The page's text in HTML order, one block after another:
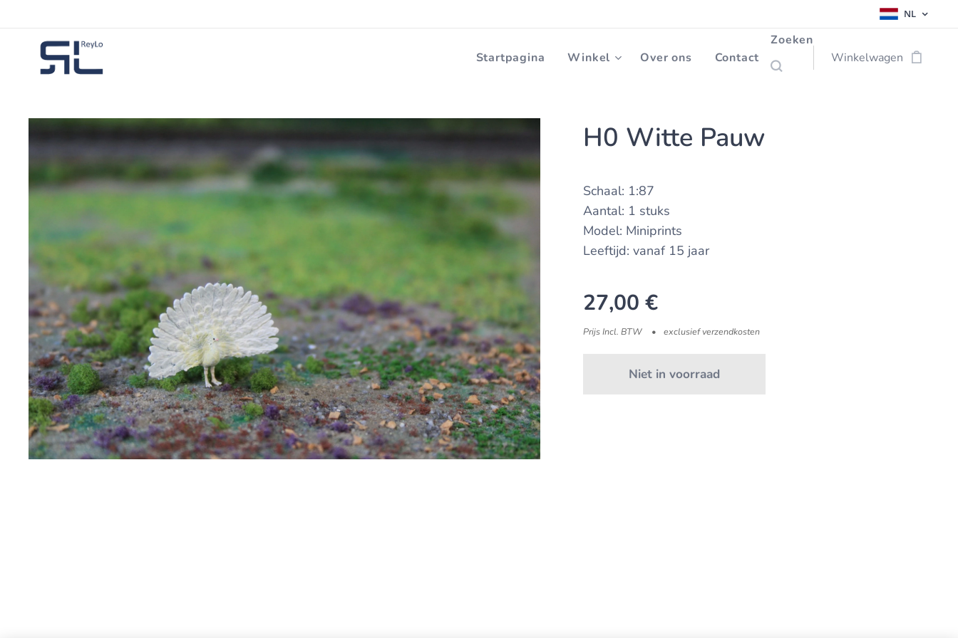
NL
Startpagina Winkel Over ons Contact
Zoeken
Winkelwagen
H0 Witte Pauw
Schaal: 1:87
Aantal: 1 stuks
Model: Miniprints
Leeftijd: vanaf 15 jaar
27,00 €
Prijs Incl. BTW exclusief verzendkosten
Niet in voorraad